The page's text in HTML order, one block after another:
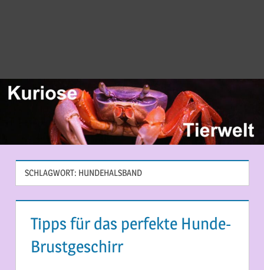
SCHLAGWORT: HUNDEHALSBAND
Tipps für das perfekte Hunde-
Brustgeschirr